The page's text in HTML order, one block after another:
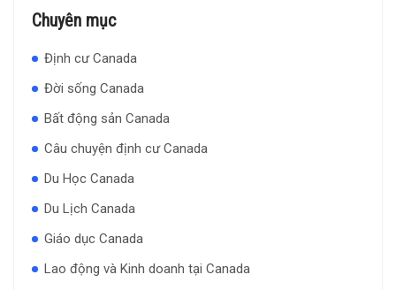
Chuyên mục
Định cư Canada
Đời sống Canada
Bất động sản Canada
Câu chuyện định cư Canada
Du Học Canada
Du Lịch Canada
Giáo dục Canada
Lao động và Kinh doanh tại Canada